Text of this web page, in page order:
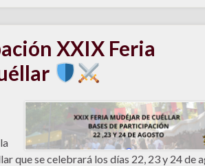
XXIX Feria
que se celebrará los días 22, 23 y 24 de